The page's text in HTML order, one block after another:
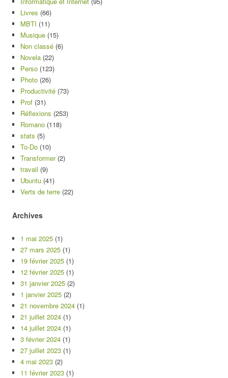
Livres (66)
MBTI (11)
Musique (15)
Non classé (6)
Novela (22)
Perso (123)
Photo (26)
Productivité (73)
Prof (31)
Réflexions (253)
Romano (118)
stats (5)
To-Do (10)
Transformer(2)
travail (9)
Ubuntu (41)
Verts de terre (22)
Archives
1 mai 2025 (1)
27 mars 2025 (1)
19 février 2025 (1)
12 février 2025 (1)
31 janvier 2025 (2)
1 janvier 2025 (2)
21 novembre 2024 (1)
21 juillet 2024 (1)
14 juillet 2024 (1)
3 février 2024 (1)
27 juillet 2023 (1)
4 mai 2023 (2)
11 février 2023 (1)